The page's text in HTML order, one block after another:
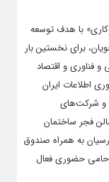
با هدف توسعه
برای نخستین بار
فناوری و اقتصاد
اطلاعات ایران
و شرکت‌‌های
۱ بهمن ماه در سالن فجر ساختمان
به همراه صندوق
حامی حضوری فعال